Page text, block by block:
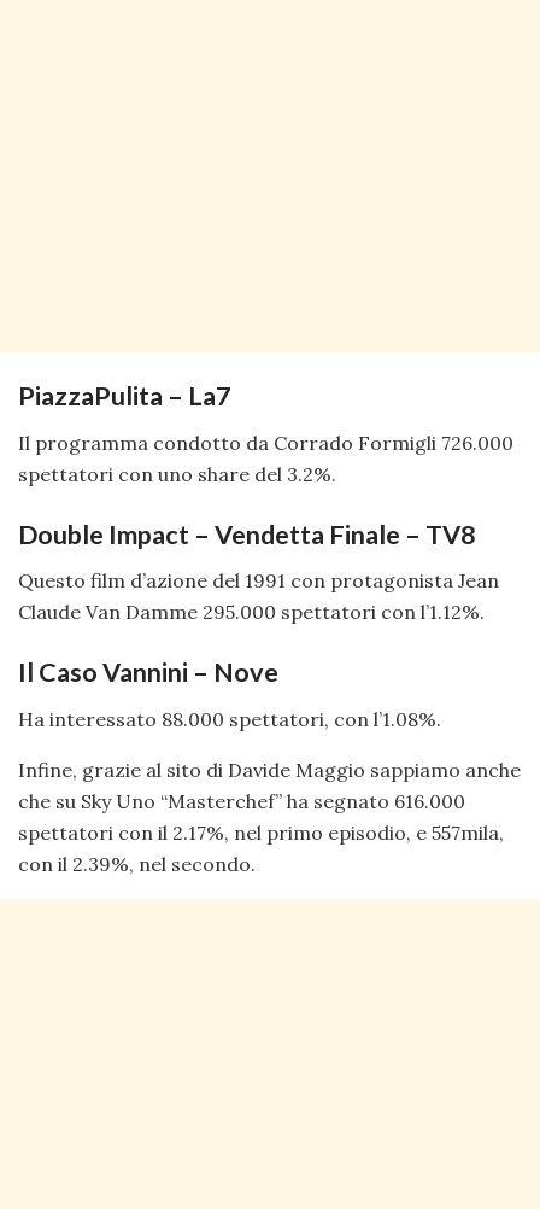
PiazzaPulita – La7
Il programma condotto da Corrado Formigli 726.000
spettatori con uno share del 3.2%.
Double Impact – Vendetta Finale – TV8
Questo film d’azione del 1991 con protagonista Jean
Claude Van Damme 295.000 spettatori con l’1.12%.
Il Caso Vannini – Nove
Ha interessato 88.000 spettatori, con l’1.08%.
Infine, grazie al sito di Davide Maggio sappiamo anche
che su Sky Uno “Masterchef” ha segnato 616.000
spettatori con il 2.17%, nel primo episodio, e 557mila,
con il 2.39%, nel secondo.